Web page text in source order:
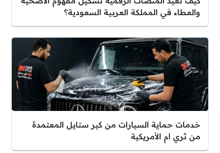
والعطاء في المملكة العربية السعودية؟
خدمات حماية السيارات من كير ستايل المعتمدة
من ثري ام الأمريكية